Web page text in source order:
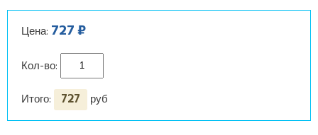
Цена: 727 ₽
Кол-во:
Итого:
727 руб